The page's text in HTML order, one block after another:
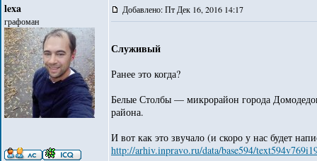
lexa
графоман
Добавлено: Пт Дек 16, 2016 14:17
Служивый
Ранее это когда?
Белые Столбы — микрорайон города
района.
И вот как это звучало (и скоро у нас будет
http://arhiv.inpravo.ru/data/base594/